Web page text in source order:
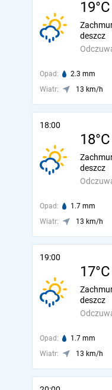
19°C
deszcz
Opad: 2.3 mm
Wiatr:
13 km/h
18:00
18°C
deszcz
Opad: 1.7 mm
Wiatr:
13 km/h
19:00
17°C
deszcz
Opad: 1.7 mm
Wiatr:
13 km/h